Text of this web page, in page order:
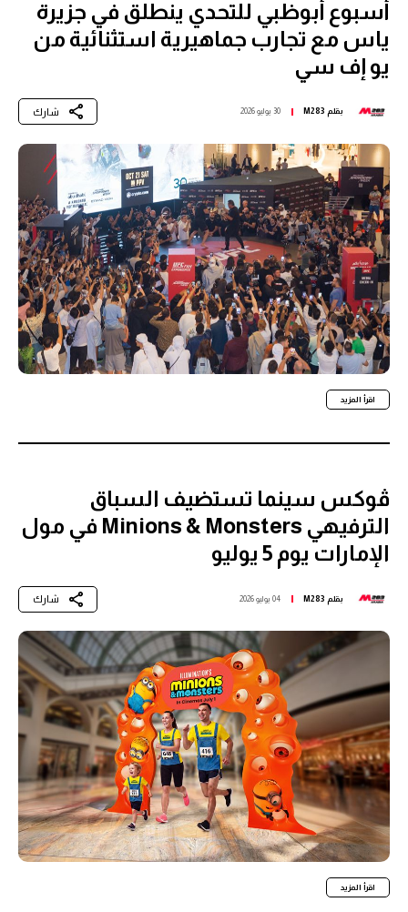
أسبوع أبوظبي للتحدي ينطلق في جزيرة
ياس مع تجارب جماهيرية استثنائية من
يو إف سي
بقلم M283 30 يوليو 2026 شارك
اقرأ المزيد
ڤوكس سينما تستضيف السباق
الترفيهي Minions & Monsters في مول
الإمارات يوم 5 يوليو
بقلم M283 04 يوليو 2026 شارك
اقرأ المزيد